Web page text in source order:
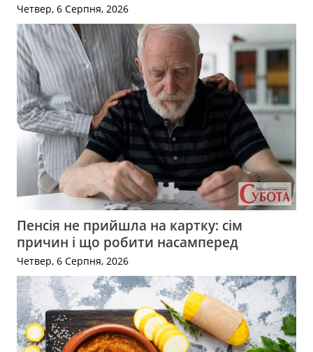
Четвер, 6 Серпня, 2026
Пенсія не прийшла на картку: сім
причин і що робити насамперед
Четвер, 6 Серпня, 2026